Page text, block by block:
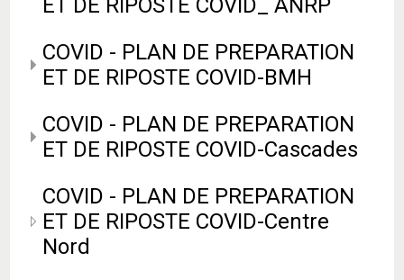
ET DE RIPOSTE COVID_ ANRP
COVID - PLAN DE PREPARATION
ET DE RIPOSTE COVID-BMH
COVID - PLAN DE PREPARATION
ET DE RIPOSTE COVID-Cascades
COVID - PLAN DE PREPARATION
ET DE RIPOSTE COVID-Centre
Nord